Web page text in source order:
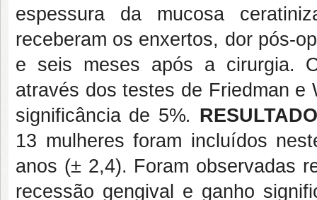
espessura da mucosa
receberam os enxertos, dor pós-
e seis meses após a cirurgia.
através dos testes de Friedman e
significância de 5%.
13 mulheres foram incluídos
anos (± 2,4). Foram observadas
recessão gengival e ganho